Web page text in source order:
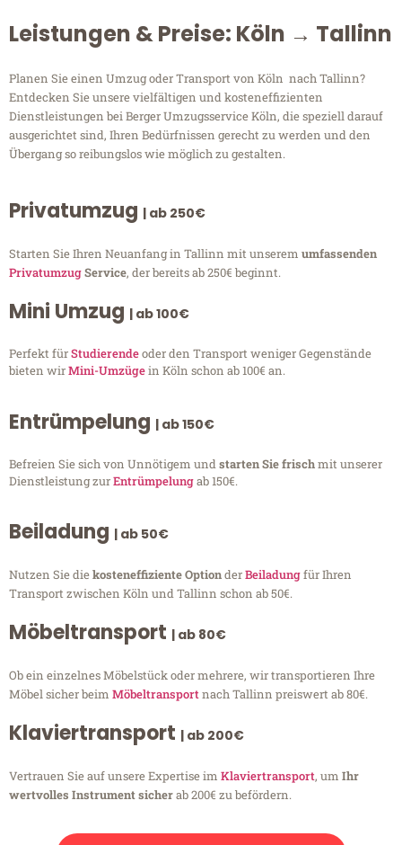
Leistungen & Preise: Köln → Tallinn
Planen Sie einen Umzug oder Transport von Köln nach Tallinn?
Entdecken Sie unsere vielfältigen und kosteneffizienten
Dienstleistungen bei Berger Umzugsservice Köln, die speziell darauf
ausgerichtet sind, Ihren Bedürfnissen gerecht zu werden und den
Übergang so reibungslos wie möglich zu gestalten.
Privatumzug | ab 250€
Starten Sie Ihren Neuanfang in Tallinn mit unserem umfassenden
PrivatumzugService, der bereits ab 250€ beginnt.
Mini Umzug | ab 100€
Perfekt fürStudierendeoder den Transport weniger Gegenstände
bieten wirMini-Umzügein Köln schon ab 100€ an.
Entrümpelung | ab 150€
Befreien Sie sich von Unnötigem undstarten Sie frischmit unserer
Dienstleistung zurEntrümpelungab 150€.
Beiladung | ab 50€
Nutzen Sie diekosteneffiziente OptionderBeiladungfür Ihren
Transport zwischen Köln und Tallinn schon ab 50€.
Möbeltransport | ab 80€
Ob ein einzelnes Möbelstück oder mehrere, wir transportieren Ihre
Möbel sicher beim Möbeltransportnach Tallinn preiswert ab 80€.
Klaviertransport | ab 200€
Vertrauen Sie auf unsere Expertise im Klaviertransport, um Ihr
wertvolles Instrument sicherab 200€ zu befördern.